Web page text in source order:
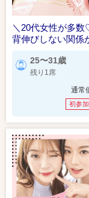
＼20代女性が多
背伸びしない関係
25〜31歳
残り1席
通常
初参加